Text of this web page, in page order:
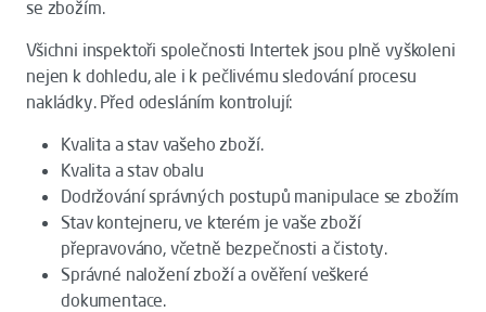
se zbožím.
Všichni inspektoři společnosti Intertek jsou plně vyškoleni
nejen k dohledu, ale i k pečlivému sledování procesu
nakládky. Před odesláním kontrolují:
Kvalita a stav vašeho zboží.
Kvalita a stav obalu
Dodržování správných postupů manipulace se zbožím
Stav kontejneru, ve kterém je vaše zboží
přepravováno, včetně bezpečnosti a čistoty.
Správné naložení zboží a ověření veškeré
dokumentace.